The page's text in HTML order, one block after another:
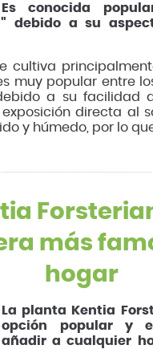
Es conocida
debido a su
cultiva
muy popular entre
a su facilidad
directa al
y húmedo, por lo que
más
hogar
La planta Kentia
opción popular y
añadir a cualquier